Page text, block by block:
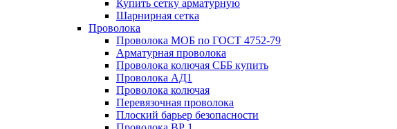
Купить сетку арматурную
Шарнирная сетка
Проволока
Проволока МОБ по ГОСТ 4752-79
Арматурная проволока
Проволока колючая СББ купить
Проволока АД1
Проволока колючая
Перевязочная проволока
Плоский барьер безопасности